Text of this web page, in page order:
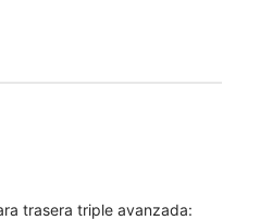
trasera triple avanzada: